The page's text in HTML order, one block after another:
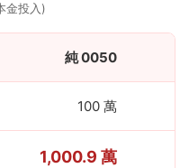
金投入)
純 0050
100 萬
1,000.9 萬